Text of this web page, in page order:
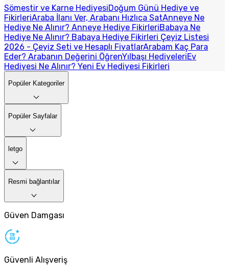
Sömestir ve Karne HediyesiDoğum Günü Hediye ve
FikirleriAraba İlanı Ver, Arabanı Hızlıca SatAnneye Ne
Hediye Ne Alınır? Anneye Hediye FikirleriBabaya Ne
Hediye Ne Alınır? Babaya Hediye Fikirleri Çeyiz Listesi
2026 - Çeyiz Seti ve Hesaplı FiyatlarArabam Kaç Para
Eder? Arabanın Değerini ÖğrenYılbaşı HediyeleriEv
Hediyesi Ne Alınır? Yeni Ev Hediyesi Fikirleri
Popüler Kategoriler
Popüler Sayfalar
letgo
Resmi bağlantılar
Güven Damgası
Güvenli Alışveriş